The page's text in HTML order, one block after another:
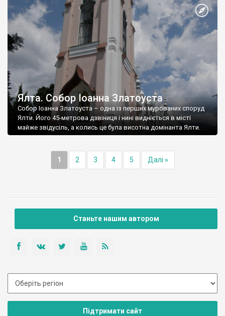
Ялта. Собор Іоанна Златоуста
Собор Іоанна Златоуста – одна із перших мурованих споруд
Ялти. Його 45-метрова дзвіниця і нині видніється в місті
майже звідусіль, а колись це була висотна домінанта Ялти.
1 2 3 4 5 Далі »
Станьте нашим автором
Підтримати сайт